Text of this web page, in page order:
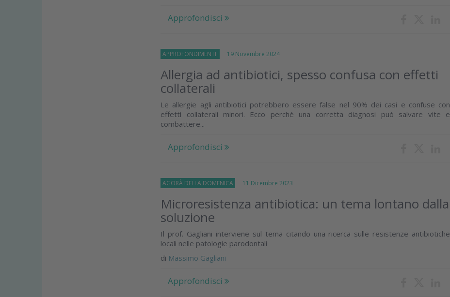
Approfondisci
APPROFONDIMENTI 19 Novembre 2024
Allergia ad antibiotici, spesso confusa con effetti
collaterali
Le allergie agli antibiotici potrebbero essere false nel 90% dei casi e confuse con
effetti collaterali minori. Ecco perché una corretta diagnosi può salvare vite e
combattere...
Approfondisci
AGORÀ DELLA DOMENICA 11 Dicembre 2023
Microresistenza antibiotica: un tema lontano dalla
soluzione
Il prof. Gagliani interviene sul tema citando una ricerca sulle resistenze antibiotiche
locali nelle patologie parodontali
di Massimo Gagliani
Approfondisci